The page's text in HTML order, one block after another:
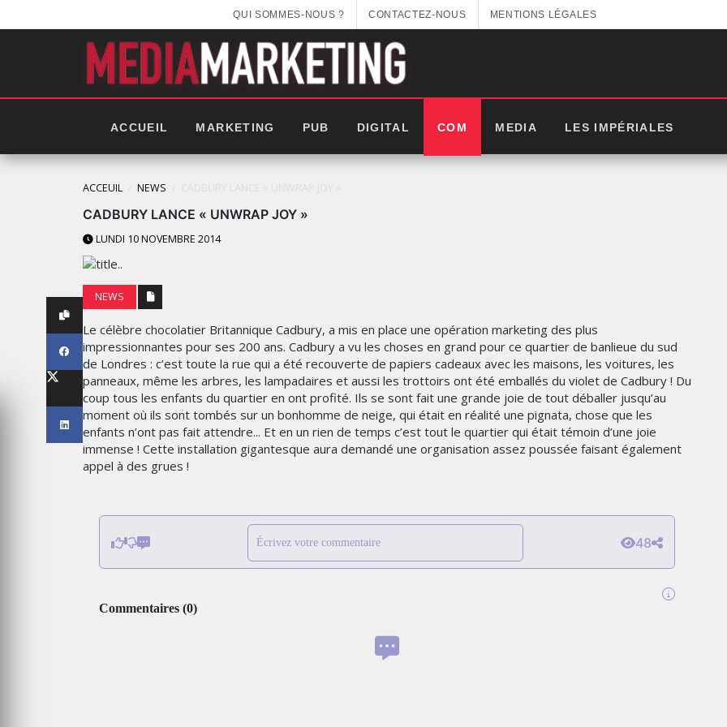
QUI SOMMES-NOUS ? CONTACTEZ-NOUS MENTIONS LÉGALES
ACCUEIL MARKETING PUB DIGITAL COM MEDIA LES IMPÉRIALES
ACCEUIL NEWS
CADBURY LANCE « UNWRAP JOY »
LUNDI 10 NOVEMBRE 2014
NEWS
Le célèbre chocolatier Britannique Cadbury, a mis en place une opération marketing des plus
impressionnantes pour ses 200 ans. Cadbury a vu les choses en grand pour ce quartier de banlieue du sud
de Londres : c’est toute la rue qui a été recouverte de papiers cadeaux avec les maisons, les voitures, les
panneaux, même les arbres, les lampadaires et aussi les trottoirs ont été emballés du violet de Cadbury ! Du
coup tous les enfants du quartier en ont profité. Ils se sont fait une grande joie de tout déballer jusqu’au
moment où ils sont tombés sur un bonhomme de neige, qui était en réalité une pignata, chose que les
enfants n’ont pas fait attendre... Et en un rien de temps c’est tout le quartier qui était témoin d’une joie
immense ! Cette installation gigantesque aura demandé une organisation assez poussée faisant également
appel à des grues !
Écrivez votre commentaire 48
Commentaires (0)
LES IMPÉRIALES WEEK 2026
SOUS THÈME "DABA OR NEVER"
MARDI 27 JANVIER 2026
LES IMPÉRIALES WEEK 2025:
THE PARADIGM SHIFT –
BUSINESS. PEOPLE. TECH
VENDREDI 10 JANVIER 2025